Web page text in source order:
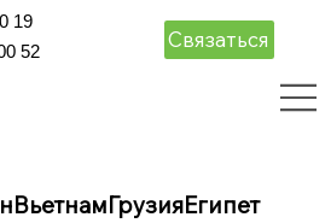
19
52
Связаться
ВьетнамГрузияЕгипет